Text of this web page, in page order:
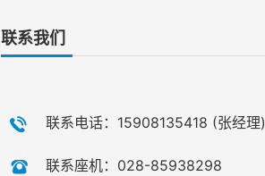
联系我们
联系电话：15908135418 (张经理)
联系座机：028-85938298